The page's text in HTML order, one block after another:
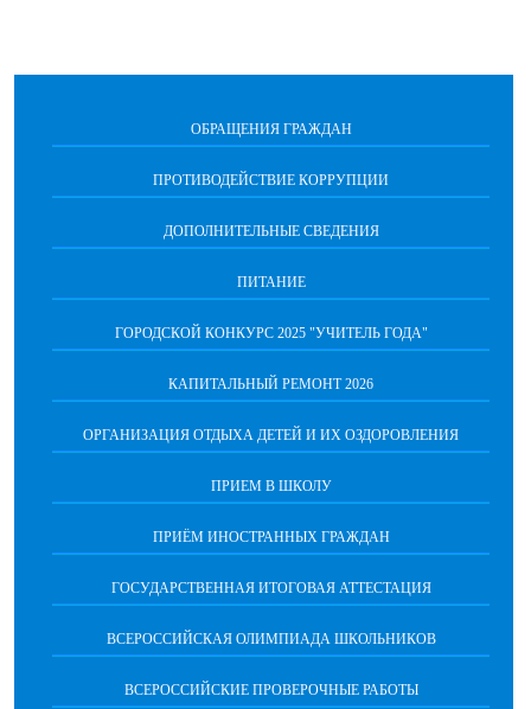
ОБРАЩЕНИЯ ГРАЖДАН
ПРОТИВОДЕЙСТВИЕ КОРРУПЦИИ
ДОПОЛНИТЕЛЬНЫЕ СВЕДЕНИЯ
ПИТАНИЕ
ГОРОДСКОЙ КОНКУРС 2025 "УЧИТЕЛЬ ГОДА"
КАПИТАЛЬНЫЙ РЕМОНТ 2026
ОРГАНИЗАЦИЯ ОТДЫХА ДЕТЕЙ И ИХ ОЗДОРОВЛЕНИЯ
ПРИЕМ В ШКОЛУ
ПРИЁМ ИНОСТРАННЫХ ГРАЖДАН
ГОСУДАРСТВЕННАЯ ИТОГОВАЯ АТТЕСТАЦИЯ
ВСЕРОССИЙСКАЯ ОЛИМПИАДА ШКОЛЬНИКОВ
ВСЕРОССИЙСКИЕ ПРОВЕРОЧНЫЕ РАБОТЫ